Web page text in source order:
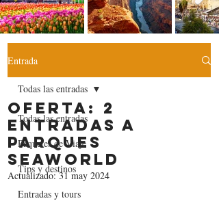
Entrada
Todas las entradas
Paquetes de Viaje
Tips y destinos
Entradas y tours
Todas las entradas
OFERTA: 2
entradas a
parques
Seaworld
Actualizado:31 may 2024